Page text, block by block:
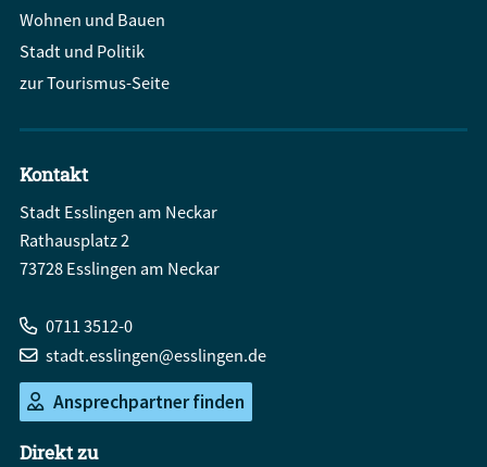
Wohnen und Bauen
Stadt und Politik
zur Tourismus-Seite
Kontakt
Stadt Esslingen am Neckar
Rathausplatz 2
73728 Esslingen am Neckar
0711 3512-0
stadt.esslingen@esslingen.de
Ansprechpartner finden
Direkt zu